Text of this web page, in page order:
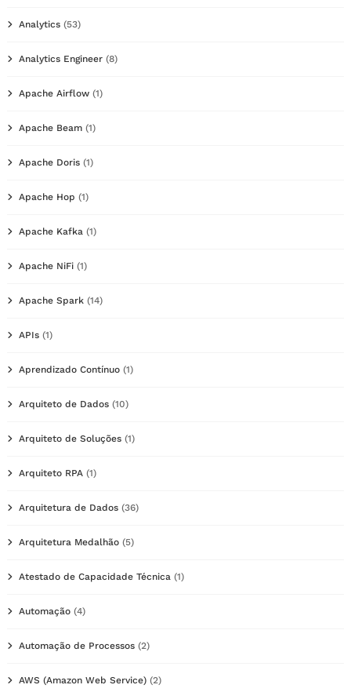
Analytics (53)
Analytics Engineer (8)
Apache Airflow (1)
Apache Beam (1)
Apache Doris (1)
Apache Hop (1)
Apache Kafka (1)
Apache NiFi (1)
Apache Spark (14)
APIs (1)
Aprendizado Contínuo (1)
Arquiteto de Dados (10)
Arquiteto de Soluções (1)
Arquiteto RPA (1)
Arquitetura de Dados (36)
Arquitetura Medalhão (5)
Atestado de Capacidade Técnica (1)
Automação (4)
Automação de Processos (2)
AWS (Amazon Web Service) (2)